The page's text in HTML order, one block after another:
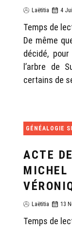
Laëtitia 4
Temps de
De même
décidé,
l’arbre de
certains de
GÉNÉALOGIE
ACTE
MICHEL
Laëtitia 13
Temps de